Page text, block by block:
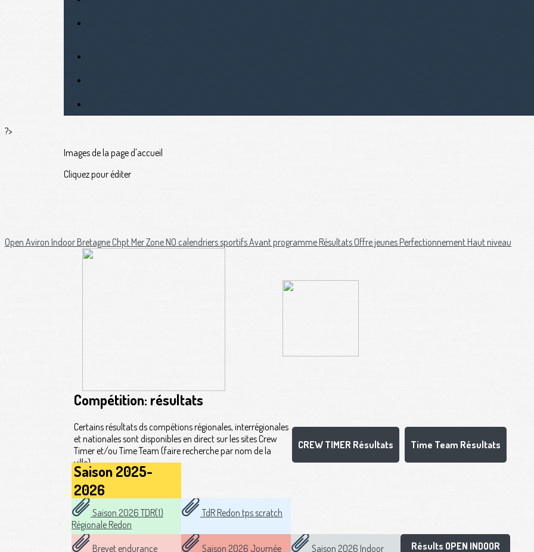
?>
Images de la page d'accueil
Cliquez pour éditer
Open Aviron Indoor BretagneChpt Mer Zone NO calendriers sportifsAvant programme RésultatsOffre jeunesPerfectionnementHaut niveau
Compétition: résultats
Certains résultats ds compétions régionales, interrégionales
et nationales sont disponibles en direct sur les sites Crew
Timer et/ou Time Team (faire recherche par nom de la
ville).
CREW TIMER Résultats Time Team Résultats
Saison 2025-
2026
Saison 2026 TDR(1)
Régionale Redon
TdR Redon tps scratch
Brevet endurance Saison 2026 Journée Saison 2026 Indoor Résults OPEN INDOOR